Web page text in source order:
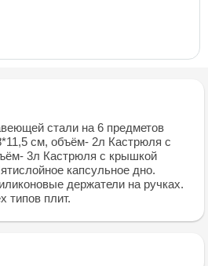
стали на 6 предметов
см, объём- 2л Кастрюля с
3л Кастрюля с крышкой
капсульное дно.
держатели на ручках.
типов плит.